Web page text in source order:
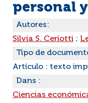
personal
Autores:
Silvia S. Ceriotti ;
Tipo de
Artículo : texto
Dans :
Ciencias